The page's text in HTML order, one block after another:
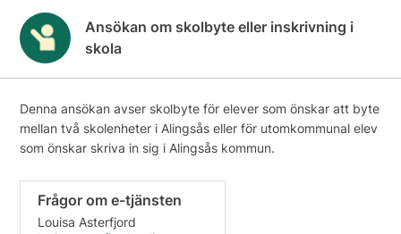
Ansökan om skolbyte eller inskrivning i
skola
Denna ansökan avser skolbyte för elever som önskar att byte
mellan två skolenheter i Alingsås eller för utomkommunal elev
som önskar skriva in sig i Alingsås kommun.
Frågor om e-tjänsten
Louisa Asterfjord